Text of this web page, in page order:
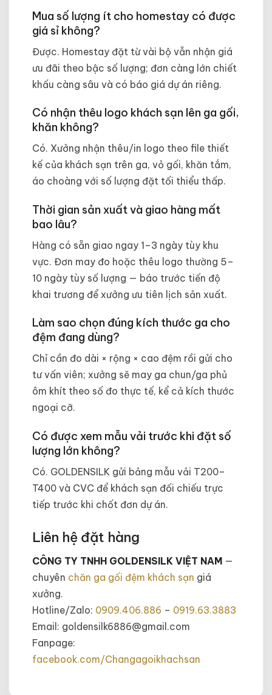
Mua số lượng ít cho homestay có được
giá sỉ không?
Được. Homestay đặt từ vài bộ vẫn nhận giá
ưu đãi theo bậc số lượng; đơn càng lớn chiết
khấu càng sâu và có báo giá dự án riêng.
Có nhận thêu logo khách sạn lên ga gối,
khăn không?
Có. Xưởng nhận thêu/in logo theo file thiết
kế của khách sạn trên ga, vỏ gối, khăn tắm,
áo choàng với số lượng đặt tối thiểu thấp.
Thời gian sản xuất và giao hàng mất
bao lâu?
Hàng có sẵn giao ngay 1–3 ngày tùy khu
vực. Đơn may đo hoặc thêu logo thường 5–
10 ngày tùy số lượng — báo trước tiến độ
khai trương để xưởng ưu tiên lịch sản xuất.
Làm sao chọn đúng kích thước ga cho
đệm đang dùng?
Chỉ cần đo dài × rộng × cao đệm rồi gửi cho
tư vấn viên; xưởng sẽ may ga chun/ga phủ
ôm khít theo số đo thực tế, kể cả kích thước
ngoại cỡ.
Có được xem mẫu vải trước khi đặt số
lượng lớn không?
Có. GOLDENSILK gửi bảng mẫu vải T200–
T400 và CVC để khách sạn đối chiếu trực
tiếp trước khi chốt đơn dự án.
Liên hệ đặt hàng
CÔNG TY TNHH GOLDENSILK VIỆT NAM —
chuyên chăn ga gối đệm khách sạn giá
xưởng.
Hotline/Zalo: 0909.406.886 – 0919.63.3883
Email: goldensilk6886@gmail.com
Fanpage:
facebook.com/Changagoikhachsan